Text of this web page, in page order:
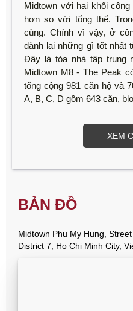
Midtown với hai khối
hơn so với tổng thể.
cùng. Chính vì vậy, ở
dành lại những gì tốt nhất
Đây là tòa nhà tập trung
Midtown M8 - The Peak
tổng cộng 981 căn hộ và
A, B, C, D gồm 643 căn,
XEM
BẢN ĐỒ
Midtown Phu My Hung,
District 7, Ho Chi Minh City,